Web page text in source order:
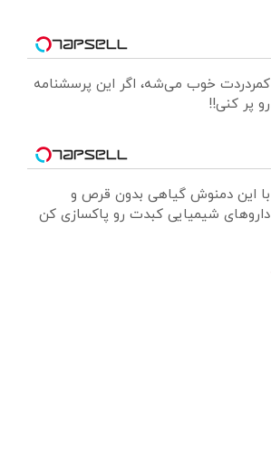
کمردردت خوب می‌شه، اگر این پرسشنامه
رو پر کنی!!
با این دمنوش گیاهی بدون قرص و
داروهای شیمیایی کبدت رو پاکسازی کن